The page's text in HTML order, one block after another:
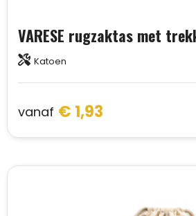
VARESE rugzaktas met
Katoen
vanaf € 1,93